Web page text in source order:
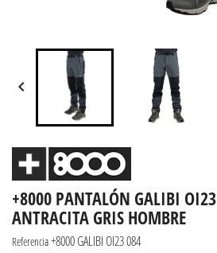

+8000 PANTALÓN GALIBI OI23
ANTRACITA GRIS HOMBRE
Referencia+8000 GALIBI OI23 084